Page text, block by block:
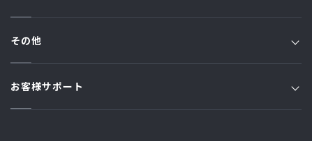
JFプラン
Jプラン
オール電化プラン
JSプラン
原料費調整額
ご利用規約・約款
ガス漏れ時の緊急対応
ジャパン家電修理アシスト
ジャパン端末アシスト
ジャパン駆けつけアシスト
その他
お知らせ一覧
コラム一覧
お客様サポート